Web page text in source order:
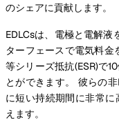
のシェアに貢献します。
EDLCsは、電極と電解
ターフェースで電気料
等シリーズ抵抗(ESR)で
とができます。 彼らの
に短い持続期間に非常
えます。